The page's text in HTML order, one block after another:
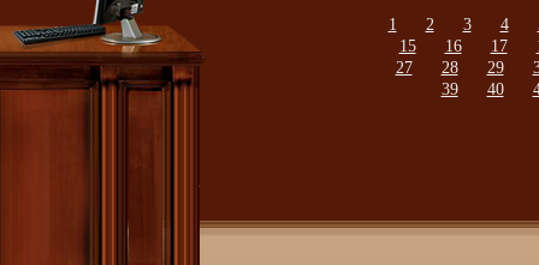
1 2 3 4
15
16 17
27
28 29
39
40